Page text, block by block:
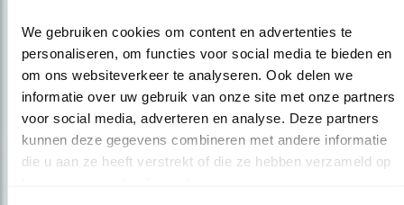
We gebruiken cookies om content en advertenties te
personaliseren, om functies voor social media te bieden en
om ons websiteverkeer te analyseren. Ook delen we
informatie over uw gebruik van onze site met onze partners
voor social media, adverteren en analyse. Deze partners
kunnen deze gegevens combineren met andere informatie
die u aan ze heeft verstrekt of die ze hebben verzameld op
Op de hoogte blijven?
Meld je aan en ontvang nieuws, inspiratie, acties en tips
over vogels en activiteiten van Vogelbescherming.
AANMELDEN VOGELNIEUWS